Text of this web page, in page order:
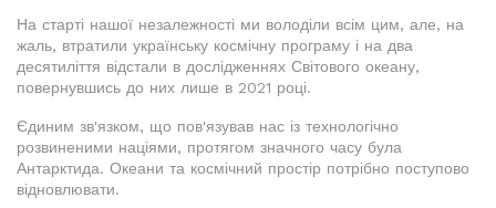
На старті нашої незалежності ми володіли всім цим, але, на
жаль, втратили українську космічну програму і на два
десятиліття відстали в дослідженнях Світового океану,
повернувшись до них лише в 2021 році.
Єдиним зв'язком, що пов'язував нас із технологічно
розвиненими націями, протягом значного часу була
Антарктида. Океани та космічний простір потрібно поступово
відновлювати.